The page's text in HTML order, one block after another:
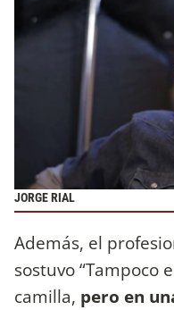
JORGE RIAL
Además, el
sostuvo “Tampoco
camilla, pero en